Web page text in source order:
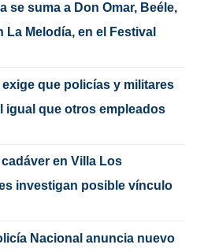
se suma a Don Omar, Beéle,
La Melodía, en el Festival
que policías y militares
igual que otros empleados
en Villa Los
investigan posible vínculo
Nacional anuncia nuevo